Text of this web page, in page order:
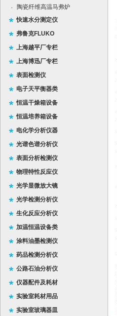
·
陶瓷纤维高温马弗炉
快速水分测定仪
弗鲁克FLUKO
上海越平厂专栏
上海博迅厂专栏
表面检测仪
电子天平衡器类
恒温干燥箱设备
恒温培养箱设备
电化学分析仪器
光谱色谱分析仪
表面分析检测仪
物理特性反应仪
光学显微放大镜
光学检测分析仪
生化反应分析仪
加温恒温设备类
涂料油墨检测仪
药品检测分析仪
公路石油分析仪
仪器配件及耗材
实验室耗材用品
实验室玻璃器皿